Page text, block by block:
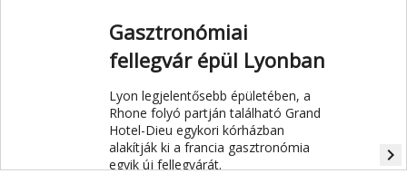
Gasztronómiai
fellegvár épül Lyonban
Lyon legjelentősebb épületében, a
Rhone folyó partján található Grand
Hotel-Dieu egykori kórházban
alakítják ki a francia gasztronómia
egyik új fellegvárát.
navigate_next